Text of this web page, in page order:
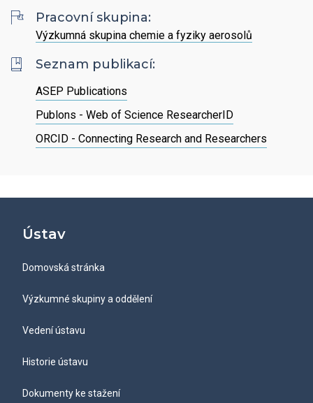
Ombudsman a ombudsmanka ÚCHP
Odpovědi na žádosti o poskytnutí informací
Veřejné zakázky
Nabídky zaměstnání
Hledat
EN
Pracovní skupina:
Výzkumná skupina chemie a fyziky aerosolů
Seznam publikací:
ASEP Publications
Publons - Web of Science ResearcherID
ORCID - Connecting Research and Researchers
Ústav
Domovská stránka
Výzkumné skupiny a oddělení
Vedení ústavu
Historie ústavu
Dokumenty ke stažení